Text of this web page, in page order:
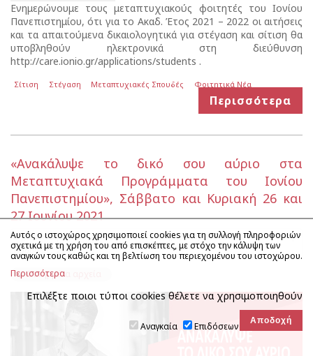
Ενημερώνουμε τους μεταπτυχιακούς φοιτητές του Ιονίου
Πανεπιστημίου, ότι για το Ακαδ. Έτος 2021 – 2022 οι αιτήσεις
και τα απαιτούμενα δικαιολογητικά για στέγαση και σίτιση θα
υποβληθούν ηλεκτρονικά στη διεύθυνση
http://care.ionio.gr/applications/students .
Σίτιση Στέγαση Μεταπτυχιακές Σπουδές Φοιτητικά Νέα
Περισσότερα
«Ανακάλυψε το δικό σου αύριο στα
Μεταπτυχιακά Προγράμματα του Ιονίου
Πανεπιστημίου», Σάββατο και Κυριακή 26 και
27 Ιουνίου 2021
Δημοσίευση: 14-06-2021 13:56 | Ενημέρωση: 24-06-2021 12:47 |
Προβολές: 27497
Συνημμένα αρχεία
Αυτός ο ιστοχώρος χρησιμοποιεί cookies για τη συλλογή πληροφοριών
σχετικά με τη χρήση του από επισκέπτες, με στόχο την κάλυψη των
αναγκών τους καθώς και τη βελτίωση του περιεχομένου του ιστοχώρου.
Περισσότερα
Επιλέξτε ποιοι τύποι cookies θέλετε να χρησιμοποιηθούν
Αναγκαία Επιδόσεων